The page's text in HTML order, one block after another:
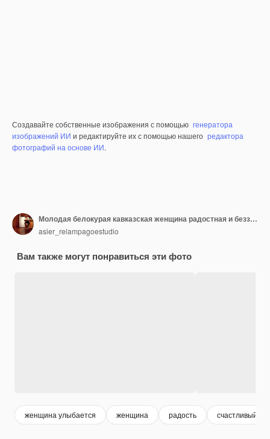
Создавайте собственные изображения с помощью генератора
изображений ИИ и редактируйте их с помощью нашего редактора
фотографий на основе ИИ.
Молодая белокурая кавказская женщина радостная и беззаботная, показывая пальцами символ мира.
asier_relampagoestudio
Вам также могут понравиться эти фото
женщина улыбается женщина радость счастливый